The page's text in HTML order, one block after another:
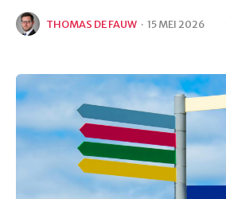
THOMAS DE FAUW · 15 MEI 2026